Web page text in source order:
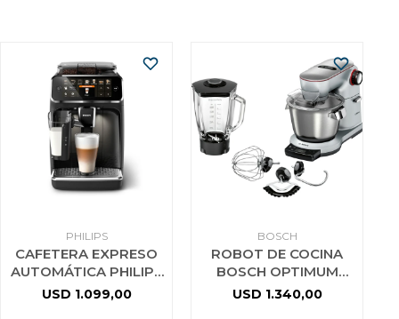
PHILIPS
CAFETERA EXPRESO
AUTOMÁTICA PHILIPS
15 BARES
USD 1.099,00
BOSCH
ROBOT DE COCINA
BOSCH OPTIMUM
MUM9YX5S12
USD 1.340,00